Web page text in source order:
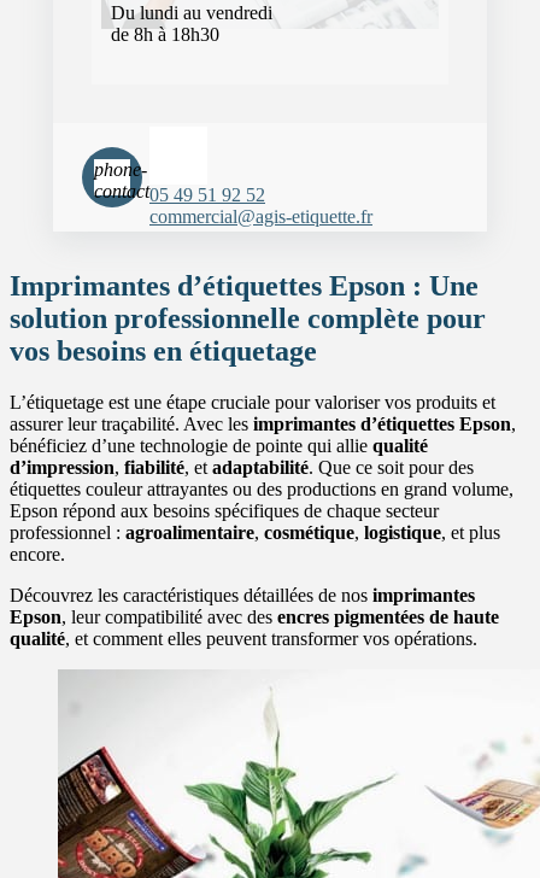
Du lundi au vendredi
de 8h à 18h30
phone-
contact05 49 51 92 52
commercial@agis-etiquette.fr
Imprimantes d’étiquettes Epson : Une
solution professionnelle complète pour
vos besoins en étiquetage
L’étiquetage est une étape cruciale pour valoriser vos produits et
assurer leur traçabilité. Avec les imprimantes d’étiquettes Epson,
bénéficiez d’une technologie de pointe qui allie qualité
d’impression, fiabilité, et adaptabilité. Que ce soit pour des
étiquettes couleur attrayantes ou des productions en grand volume,
Epson répond aux besoins spécifiques de chaque secteur
professionnel : agroalimentaire, cosmétique, logistique, et plus
encore.
Découvrez les caractéristiques détaillées de nos imprimantes
Epson, leur compatibilité avec des encres pigmentées de haute
qualité, et comment elles peuvent transformer vos opérations.